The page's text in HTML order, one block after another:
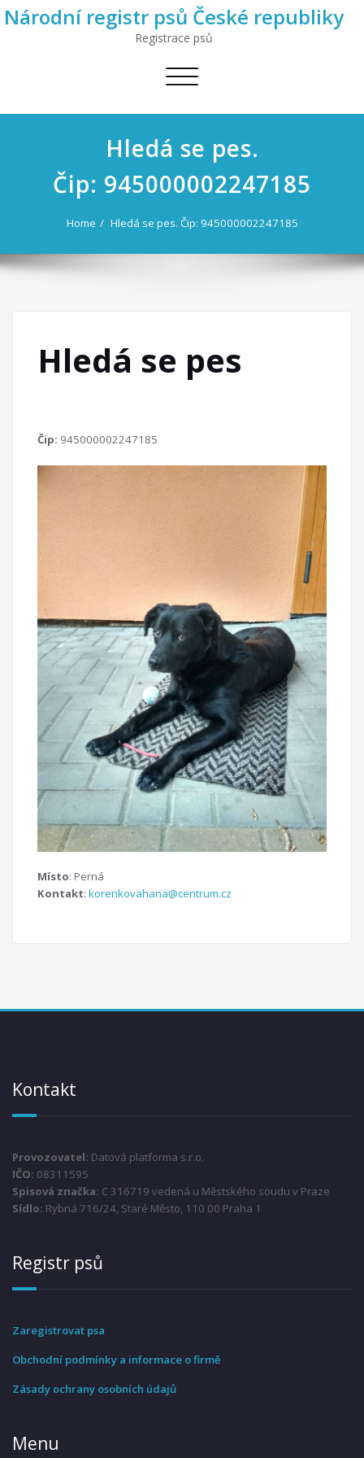
Národní registr psů České republiky
Registrace psů
Toggle
Hledá se pes.
Čip: 945000002247185
Home Hledá se pes. Čip: 945000002247185
Hledá se pes
Čip: 945000002247185
Místo: Perná
Kontakt: korenkovahana@centrum.cz
Kontakt
Provozovatel: Datová platforma s.r.o.
IČO: 08311595
Spisová značka: C 316719 vedená u Městského soudu v Praze
Sídlo: Rybná 716/24, Staré Město, 110 00 Praha 1
Registr psů
Zaregistrovat psa
Obchodní podmínky a informace o firmě
Zásady ochrany osobních údajů
Menu